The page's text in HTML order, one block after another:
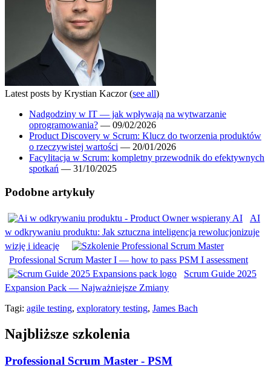
Latest posts by Krystian Kaczor(see all)
Nadgodziny w IT — jak wpływają na wytwarzanie
oprogramowania? — 09/02/2026
Product Discovery w Scrum: Klucz do tworzenia produktów
o rzeczywistej wartości — 20/01/2026
Facylitacja w Scrum: kompletny przewodnik do efektywnych
spotkań — 31/10/2025
Podobne artykuły
AI
w odkrywaniu produktu: Jak sztuczna inteligencja rewolucjonizuje
wizję i ideację
Professional Scrum Master I — how to pass PSM I assessment
Scrum Guide 2025
Expansion Pack — Najważniejsze Zmiany
Tagi: agile testing, exploratory testing, James Bach
Najbliższe szkolenia
Professional Scrum Master - PSM